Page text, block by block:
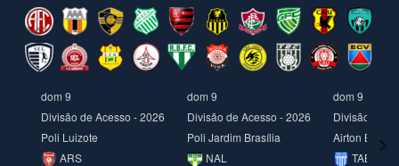
dom 9
Divisão de Acesso - 2026
Poli Luizote
ARS
dom 9
Divisão de Acesso - 2026
Poli Jardim Brasília
NAL
dom 9
Divisão de
Airton Borges
TAB